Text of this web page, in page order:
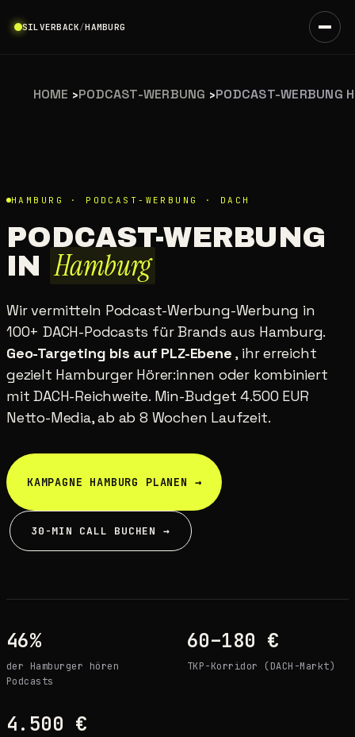
SILVERBACK/HAMBURG
HOME ›PODCAST-WERBUNG ›PODCAST-WERBUNG
HAMBURG · PODCAST-WERBUNG · DACH
PODCAST-WERBUNG
IN Hamburg
Wir vermitteln Podcast-Werbung-Werbung in
100+ DACH-Podcasts für Brands aus Hamburg.
Geo-Targeting bis auf PLZ-Ebene , ihr erreicht
gezielt Hamburger Hörer:innen oder kombiniert
mit DACH-Reichweite. Min-Budget 4.500 EUR
Netto-Media, ab ab 8 Wochen Laufzeit.
KAMPAGNE HAMBURG PLANEN →
30-MIN CALL BUCHEN →
46%
der Hamburger hören
Podcasts
60–180 €
TKP-Korridor (DACH-Markt)
4.500 €